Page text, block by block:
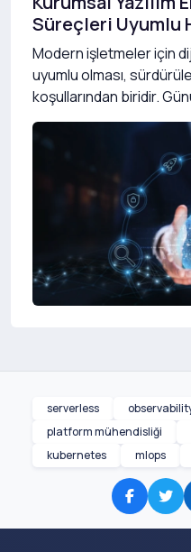
Süreçleri Uyumlu
Modern işletmeler için
uyumlu olması,
koşullarından biridir.
serverless
platform mühendisliği
kubernetes
mlops